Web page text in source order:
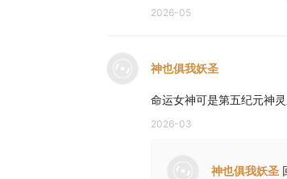
2026-05
神也俱我妖圣
命运女神可是第五纪元神
2026-03
神也俱我妖圣